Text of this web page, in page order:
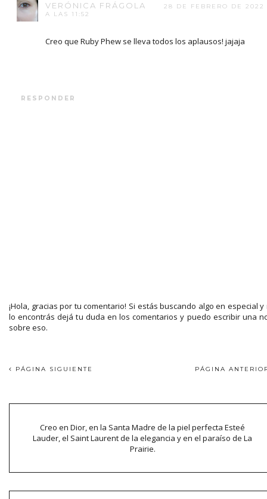
VERÓNICA FRÁGOLA
28 DE FEBRERO DE 2022
A LAS 11:52
Creo que Ruby Phew se lleva todos los aplausos! jajaja
RESPONDER
¡Hola, gracias por tu comentario! Si estás buscando algo en especial y
lo encontrás dejá tu duda en los comentarios y puedo escribir una
sobre eso.
PÁGINA SIGUIENTE PÁGINA
Creo en Dior, en la Santa Madre de la piel perfecta Esteé
Lauder, el Saint Laurent de la elegancia y en el paraíso de La
Prairie.